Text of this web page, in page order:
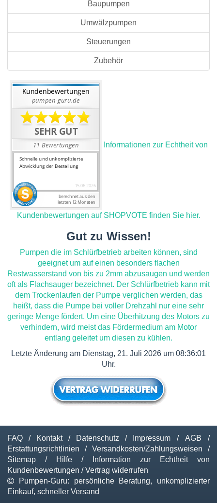
Baupumpen
Umwälzpumpen
Steuerungen
Zubehör
Informationen zur Echtheit von
Kundenbewertungen auf SHOPVOTE finden Sie hier.
Gut zu Wissen!
Pumpen die im Schlürfbetrieb arbeiten können, sind
geeignet um auf einen besonders flachen
Restwasserstand von bis zu 2mm abzusaugen und werden
oft als Flachsauger bezeichnet. Der Schlürfbetrieb kann mit
dem Trockenlaufen der Pumpe verglichen werden, das
heißt, dass die Pumpe bei voller Drehzahl nur eine sehr
geringe Menge fördert. Um eine Überhitzung des Motors zu
verhindern, wird meist das Fördermedium am Motor
entlang geleitet um diesen zu kühlen.
Letzte Änderung am Dienstag, 21. Juli 2026 um 08:36:01
Uhr.
FAQ / Kontakt / Datenschutz / Impressum / AGB
/
Erstattungsrichtlinien
/ Versandkosten/Zahlungsweisen
/
Sitemap
/ Hilfe /
Information zur Echtheit von
Kundenbewertungen / Vertrag widerrufen
Pumpen-Guru: persönliche Beratung, unkomplizierter
Einkauf, schneller Versand